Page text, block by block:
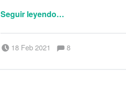
Seguir leyendo““Nosotros también somos trabajadores de la salud”, dice personal de los Centros de Salud de la CDMX .”
…
18 Feb 2021 Escrito por:
admin Comentarios:
8